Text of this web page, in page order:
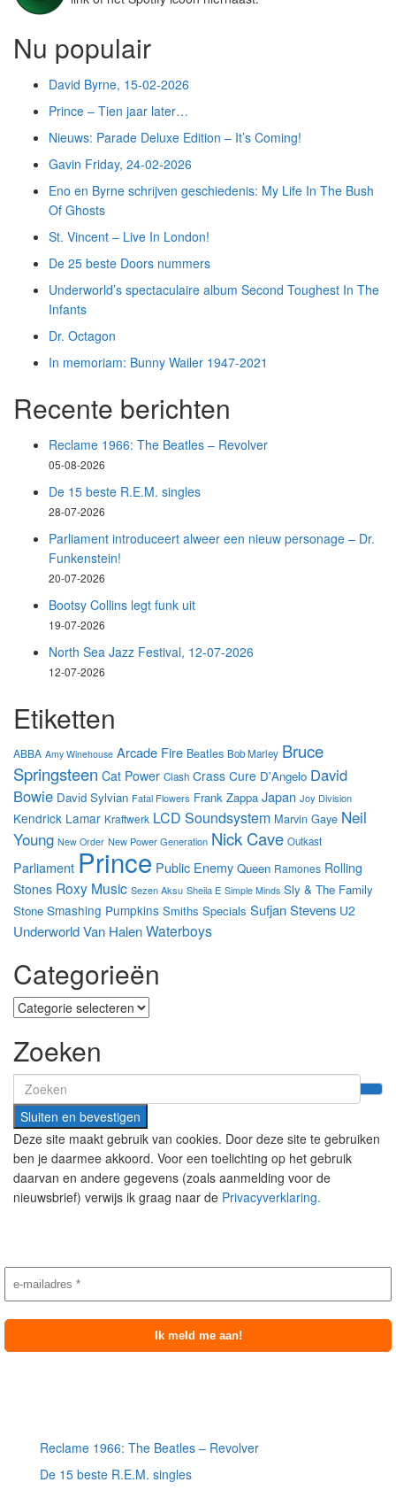
Nu populair
David Byrne, 15-02-2026
Prince – Tien jaar later…
Nieuws: Parade Deluxe Edition – It’s Coming!
Gavin Friday, 24-02-2026
Eno en Byrne schrijven geschiedenis: My Life In The Bush
Of Ghosts
St. Vincent – Live In London!
De 25 beste Doors nummers
Underworld’s spectaculaire album Second Toughest In The
Infants
Dr. Octagon
In memoriam: Bunny Wailer 1947-2021
Recente berichten
Reclame 1966: The Beatles – Revolver
05-08-2026
De 15 beste R.E.M. singles
28-07-2026
Parliament introduceert alweer een nieuw personage – Dr.
Funkenstein!
20-07-2026
Bootsy Collins legt funk uit
19-07-2026
North Sea Jazz Festival, 12-07-2026
12-07-2026
Etiketten
ABBA Amy Winehouse Arcade Fire Beatles Bob Marley Bruce
Springsteen Cat Power Clash Crass Cure D'Angelo David
Bowie David Sylvian Fatal Flowers Frank Zappa Japan Joy Division
Kendrick Lamar Kraftwerk LCD Soundsystem Marvin Gaye Neil
Young New Order New Power Generation Nick Cave Outkast
Parliament Prince Public Enemy Queen Ramones Rolling
Stones Roxy Music Sezen Aksu Sheila E Simple Minds Sly & The Family
Stone Smashing Pumpkins Smiths Specials Sufjan Stevens U2
UnderworldVan HalenWaterboys
Categorieën
Categorieën
Zoeken
Search
for:
Deze site maakt gebruik van cookies. Door deze site te gebruiken
ben je daarmee akkoord. Voor een toelichting op het gebruik
daarvan en andere gegevens (zoals aanmelding voor de
nieuwsbrief) verwijs ik graag naar de Privacyverklaring.
Reclame 1966: The Beatles – Revolver
De 15 beste R.E.M. singles